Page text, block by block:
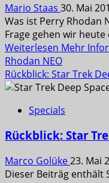
Mario Staas 30. Mai
Was ist Perry Rhodan
Frage gehen wir
Weiterlesen Mehr
Rhodan NEO
Rückblick: Star Trek
Specials
Rückblick: Star
Marco Golüke23. Mai
Dieser Beiträg enthält